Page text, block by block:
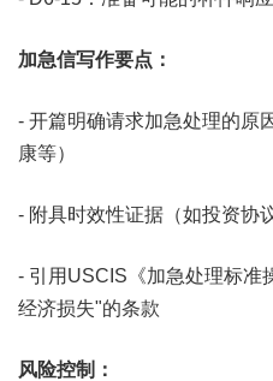
加急信写作要点：
- 开篇明确请求加急处理的原
康等）
- 附具时效性证据（如投资协
- 引用USCIS《加急处理标准
经济损失"的条款
风险控制：